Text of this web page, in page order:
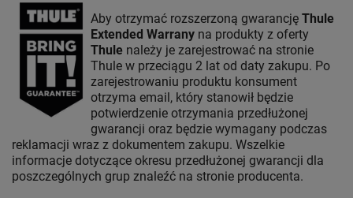
Aby otrzymać rozszerzoną gwarancję Thule
Extended Warrany na produkty z oferty
Thule należy je zarejestrować na stronie
Thule w przeciągu 2 lat od daty zakupu. Po
zarejestrowaniu produktu konsument
otrzyma email, który stanowił będzie
potwierdzenie otrzymania przedłużonej
gwarancji oraz będzie wymagany podczas
reklamacji wraz z dokumentem zakupu. Wszelkie
informacje dotyczące okresu przedłużonej gwarancji dla
poszczególnych grup znaleźć na stronie producenta.